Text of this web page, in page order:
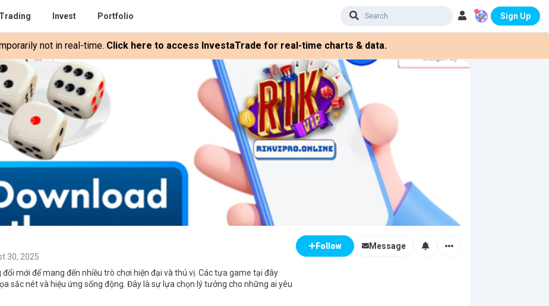
Invest Portfolio Sign Up
not in real-time. Click here to access InvestaTrade for real-time charts & data.
30, 2025
đổi mới để mang đến nhiều trò chơi hiện đại và thú vị. Các tựa game tại đây
sắc nét và hiệu ứng sống động. Đây là sự lựa chọn lý tưởng cho những ai yêu
Follow Message